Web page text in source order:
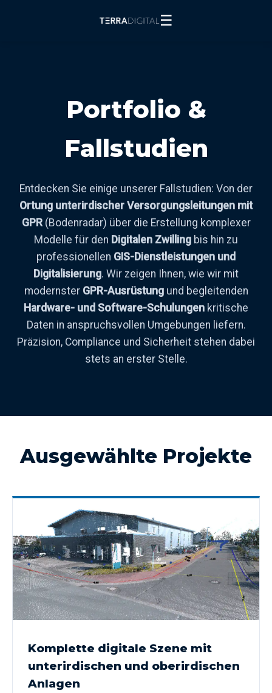
☰
Portfolio &
Fallstudien
Entdecken Sie einige unserer Fallstudien: Von der
Ortung unterirdischer Versorgungsleitungen mit
GPR(Bodenradar) über die Erstellung komplexer
Modelle für den Digitalen Zwilling bis hin zu
professionellen GIS-Dienstleistungen und
Digitalisierung. Wir zeigen Ihnen, wie wir mit
modernster GPR-Ausrüstungund begleitenden
Hardware- und Software-Schulungen kritische
Daten in anspruchsvollen Umgebungen liefern.
Präzision, Compliance und Sicherheit stehen dabei
stets an erster Stelle.
Ausgewählte Projekte
Komplette digitale Szene mit
unterirdischen und oberirdischen
Anlagen